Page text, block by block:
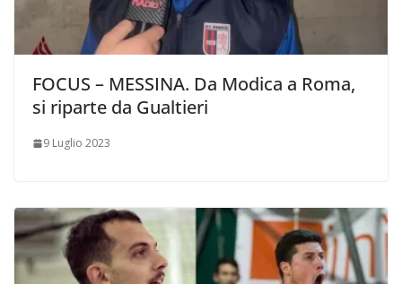
FOCUS – MESSINA. Da Modica a Roma,
si riparte da Gualtieri
9 Luglio 2023